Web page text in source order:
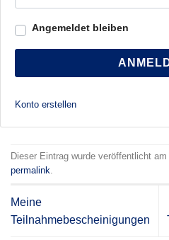
Angemeldet bleiben
Konto erstellen
Dieser Eintrag wurde veröffentlicht
permalink.
Meine
Teilnahmebescheinigungen